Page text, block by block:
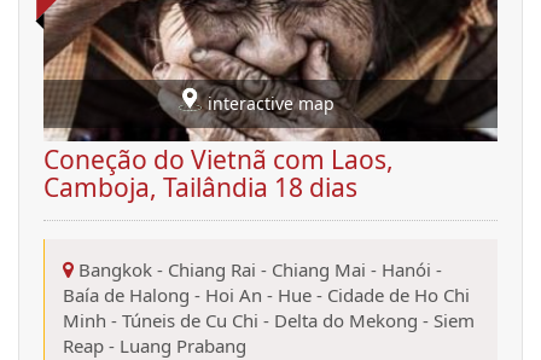
interactive map
Coneção do Vietnã com Laos,
Camboja, Tailândia 18 dias
Bangkok - Chiang Rai - Chiang Mai - Hanói -
Baía de Halong - Hoi An - Hue - Cidade de Ho Chi
Minh - Túneis de Cu Chi - Delta do Mekong - Siem
Reap - Luang Prabang